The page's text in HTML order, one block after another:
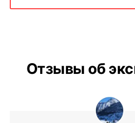
Отзывы об